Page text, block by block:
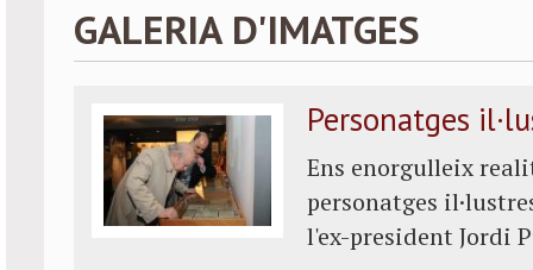
GALERIA D'IMATGES
Personatges
Ens enorgulleix
personatges
l'ex-president Jordi